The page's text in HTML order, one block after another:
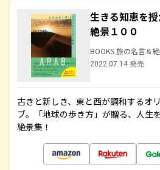
生きる知恵を
絶景１００
BOOKS 旅の名言＆
2022.07.14 発売
古きと新しき、東と西が調和するオ
ブ。「地球の歩き方」が贈る、人生
絶景集！